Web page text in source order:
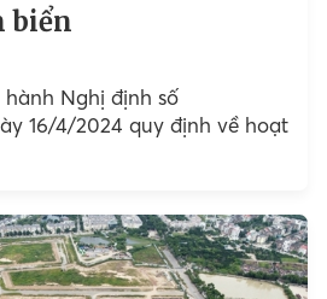
biển
Nghị định số
16/4/2024 quy định về hoạt